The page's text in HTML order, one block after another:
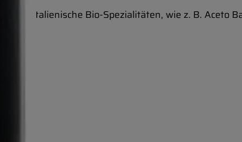
italienische Bio-Spezialitäten, wie z. B. Aceto